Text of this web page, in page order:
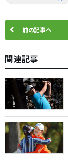
前の記事へ
関連記事